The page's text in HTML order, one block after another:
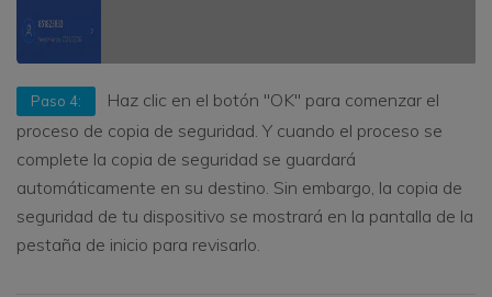
Paso 4:
Haz clic en el botón "OK" para comenzar el
proceso de copia de seguridad. Y cuando el proceso se
complete la copia de seguridad se guardará
automáticamente en su destino. Sin embargo, la copia de
seguridad de tu dispositivo se mostrará en la pantalla de la
pestaña de inicio para revisarlo.